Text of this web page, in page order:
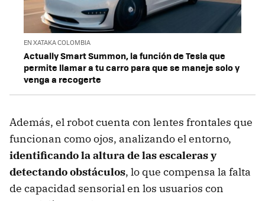
EN XATAKA COLOMBIA
Actually Smart Summon, la función de Tesla que
permite llamar a tu carro para que se maneje solo y
venga a recogerte
Además, el robot cuenta con lentes frontales que
funcionan como ojos, analizando el entorno,
identificando la altura de las escaleras y
detectando obstáculos, lo que compensa la falta
de capacidad sensorial en los usuarios con